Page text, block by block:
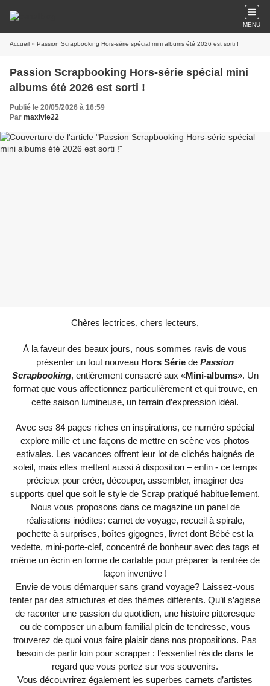
MENU
Accueil » Passion Scrapbooking Hors-série spécial mini albums été 2026 est sorti !
Passion Scrapbooking Hors-série spécial mini
albums été 2026 est sorti !
Publié le 20/05/2026 à 16:59
Par maxivie22
Chères lectrices, chers lecteurs,
À la faveur des beaux jours, nous sommes ravis de vous
présenter un tout nouveau Hors Série de Passion
Scrapbooking, entièrement consacré aux «Mini-albums». Un
format que vous affectionnez particulièrement et qui trouve, en
cette saison lumineuse, un terrain d’expression idéal.
Avec ses 84 pages riches en inspirations, ce numéro spécial
explore mille et une façons de mettre en scène vos photos
estivales. Les vacances offrent leur lot de clichés baignés de
soleil, mais elles mettent aussi à disposition – enfin - ce temps
précieux pour créer, découper, assembler, imaginer des
supports quel que soit le style de Scrap pratiqué habituellement.
Nous vous proposons dans ce magazine un panel de
réalisations inédites: carnet de voyage, recueil à spirale,
pochette à surprises, boîtes gigognes, livret dont Bébé est la
vedette, mini-porte-clef, concentré de bonheur avec des tags et
même un écrin en forme de cartable pour préparer la rentrée de
façon inventive !
Envie de vous démarquer sans grand voyage? Laissez-vous
tenter par des structures et des thèmes différents. Qu’il s’agisse
de raconter une passion du quotidien, une histoire pittoresque
ou de composer un album familial plein de tendresse, vous
trouverez de quoi vous faire plaisir dans nos propositions. Pas
besoin de partir loin pour scrapper : l’essentiel réside dans le
regard que vous portez sur vos souvenirs.
Vous découvrirez également les superbes carnets d’artistes